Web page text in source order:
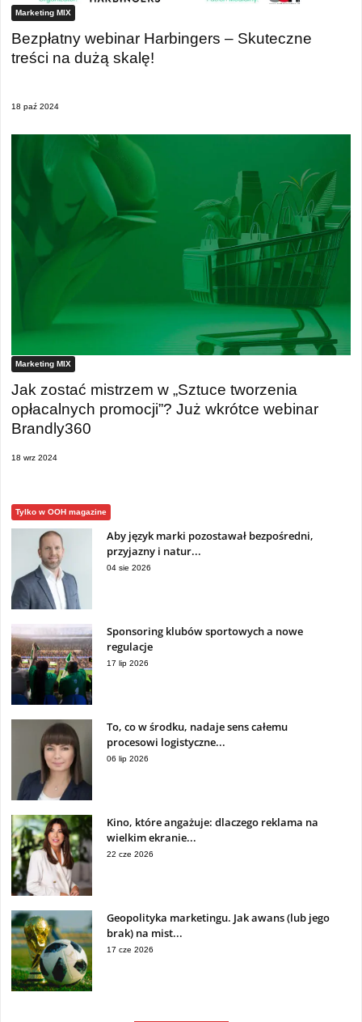
Marketing MIX
Bezpłatny webinar Harbingers – Skuteczne
treści na dużą skalę!
18 paź 2024
Marketing MIX
Jak zostać mistrzem w „Sztuce tworzenia
opłacalnych promocji”? Już wkrótce webinar
Brandly360
18 wrz 2024
Tylko w OOH magazine
Aby język marki pozostawał bezpośredni,
przyjazny i natur...
04 sie 2026
Sponsoring klubów sportowych a nowe
regulacje
17 lip 2026
To, co w środku, nadaje sens całemu
procesowi logistyczne...
06 lip 2026
Kino, które angażuje: dlaczego reklama na
wielkim ekranie...
22 cze 2026
Geopolityka marketingu. Jak awans (lub jego
brak) na mist...
17 cze 2026